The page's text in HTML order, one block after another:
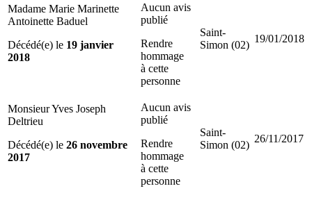
Madame Marie Marinette
Antoinette Baduel
Décédé(e) le 19 janvier
2018
Aucun avis
publié
Rendre
hommage
à cette
personne
Saint-
Simon (02)
19/01/2018
Monsieur Yves Joseph
Deltrieu
Décédé(e) le 26 novembre
2017
Aucun avis
publié
Rendre
hommage
à cette
personne
Saint-
Simon (02)
26/11/2017